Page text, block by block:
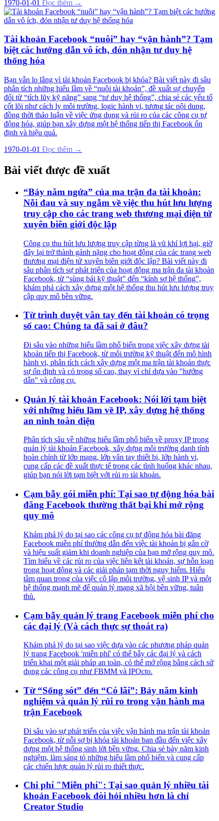
1970-01-01 Đọc thêm →
Tài khoản Facebook “nuôi” hay “vận hành”? Tạm
biệt các hướng dẫn vô ích, đón nhận tư duy hệ
thống hóa
Bạn vẫn lo lắng vì tài khoản Facebook bị khóa? Bài viết này đi sâu
phân tích những hiểu lầm về “nuôi tài khoản”, đề xuất sự chuyển
đổi từ “tích lũy kỹ năng” sang “tư duy hệ thống”, chia sẻ các yếu tố
cốt lõi như cách ly môi trường, logic hành vi, tương tác nội dung,
đồng thời thảo luận về việc ứng dụng và rủi ro của các công cụ tự
động hóa, giúp bạn xây dựng một hệ thống tiếp thị Facebook ổn
định và hiệu quả.
1970-01-01 Đọc thêm →
Bài viết được đề xuất
“Bảy năm ngứa” của ma trận đa tài khoản:
Nỗi đau và suy ngẫm về việc thu hút lưu lượng
truy cập cho các trang web thương mại điện tử
xuyên biên giới độc lập
Công cụ thu hút lưu lượng truy cập từng là vũ khí lợi hại, giờ
đây lại trở thành gánh nặng cho hoạt động của các trang web
thương mại điện tử xuyên biên giới độc lập? Bài viết này đi
sâu phân tích sự phát triển của hoạt động ma trận đa tài khoản
Facebook, từ “sùng bái kỹ thuật” đến “kính sợ hệ thống”,
khám phá cách xây dựng một hệ thống thu hút lưu lượng truy
cập quy mô bền vững.
Từ trình duyệt vân tay đến tài khoản có trọng
số cao: Chúng ta đã sai ở đâu?
Đi sâu vào những hiểu lầm phổ biến trong việc xây dựng tài
khoản tiếp thị Facebook, từ môi trường kỹ thuật đến mô hình
hành vi, phân tích cách xây dựng một ma trận tài khoản thực
sự ổn định và có trọng số cao, thay vì chỉ dựa vào "hướng
dẫn" và công cụ.
Quản lý tài khoản Facebook: Nói lời tạm biệt
với những hiểu lầm về IP, xây dựng hệ thống
an ninh toàn diện
Phân tích sâu về những hiểu lầm phổ biến về proxy IP trong
quản lý tài khoản Facebook, xây dựng môi trường danh tính
hoàn chỉnh từ lớp mạng, lớp vân tay thiết bị, lớp hành vi,
cung cấp các đề xuất thực tế trong các tình huống khác nhau,
giúp bạn nói lời tạm biệt với rủi ro tài khoản.
Cạm bẫy gói miễn phí: Tại sao tự động hóa bài
đăng Facebook thường thất bại khi mở rộng
quy mô
Khám phá lý do tại sao các công cụ tự động hóa bài đăng
Facebook miễn phí thường dẫn đến việc tài khoản bị gắn cờ
và hiệu suất giảm khi doanh nghiệp của bạn mở rộng quy mô.
Tìm hiểu về các rủi ro của việc liên kết tài khoản, sự hỗn loạn
trong hoạt động và các giải pháp tạm thời nguy hiểm. Hiểu
tầm quan trọng của việc cô lập môi trường, vệ sinh IP và một
hệ thống mạnh mẽ để quản lý mạng xã hội bền vững, tuân
thủ.
Cạm bẫy quản lý trang Facebook miễn phí cho
các đại lý (Và cách thực sự thoát ra)
Khám phá lý do tại sao việc dựa vào các phương pháp quản
lý trang Facebook 'miễn phí' có thể bẫy các đại lý và cách
triển khai một giải pháp an toàn, có thể mở rộng bằng cách sử
dụng các công cụ như FBMM và IPOcto.
Từ “Sống sót” đến “Có lãi”: Bảy năm kinh
nghiệm và quản lý rủi ro trong vận hành ma
trận Facebook
Đi sâu vào sự phát triển của việc vận hành ma trận tài khoản
Facebook, từ nỗi sợ bị khóa tài khoản ban đầu đến việc xây
dựng một hệ thống sinh lời bền vững. Chia sẻ bảy năm kinh
nghiệm, làm sáng tỏ những hiểu lầm phổ biến và cung cấp
các chiến lược quản lý rủi ro thiết thực.
Chi phí "Miễn phí": Tại sao quản lý nhiều tài
khoản Facebook đòi hỏi nhiều hơn là chỉ
Creator Studio